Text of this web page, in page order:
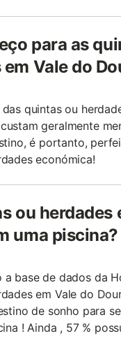
para as
Vale do
quintas ou
geralmente
é portanto,
económica!
ou herdades
uma piscina?
a base de dados da
em Vale do
de sonho para
! Ainda , 57 %